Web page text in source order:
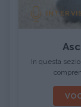
In questa